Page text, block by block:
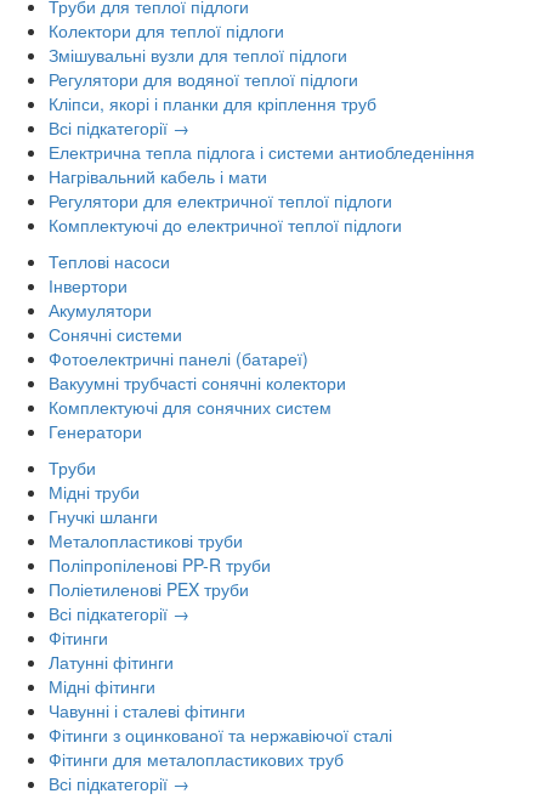
Труби для теплої підлоги
Колектори для теплої підлоги
Змішувальні вузли для теплої підлоги
Регулятори для водяної теплої підлоги
Кліпси, якорі і планки для кріплення труб
Всі підкатегорії →
Електрична тепла підлога і системи антиобледеніння
Нагрівальний кабель і мати
Регулятори для електричної теплої підлоги
Комплектуючі до електричної теплої підлоги
Теплові насоси
Інвертори
Акумулятори
Сонячні системи
Фотоелектричні панелі (батареї)
Вакуумні трубчасті сонячні колектори
Комплектуючі для сонячних систем
Генератори
Труби
Мідні труби
Гнучкі шланги
Металопластикові труби
Поліпропіленові PP-R труби
Поліетиленові PEX труби
Всі підкатегорії →
Фітинги
Латунні фітинги
Мідні фітинги
Чавунні і сталеві фітинги
Фітинги з оцинкованої та нержавіючої сталі
Фітинги для металопластикових труб
Всі підкатегорії →